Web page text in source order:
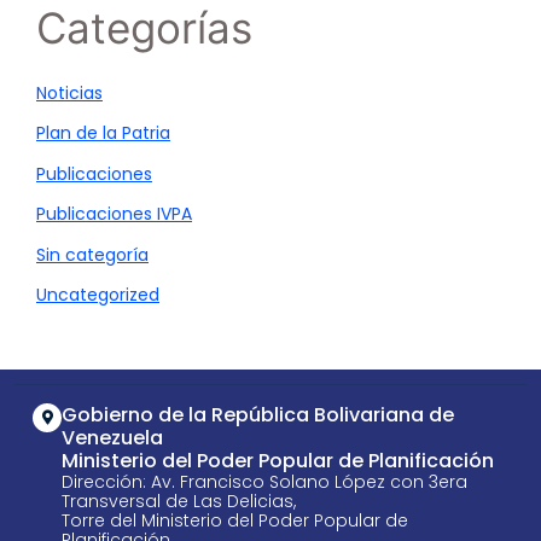
Categorías
Noticias
Plan de la Patria
Publicaciones
Publicaciones IVPA
Sin categoría
Uncategorized
Gobierno de la República Bolivariana de
Venezuela
Ministerio del Poder Popular de Planificación
Dirección: Av. Francisco Solano López con 3era
Transversal de Las Delicias,
Torre del Ministerio del Poder Popular de